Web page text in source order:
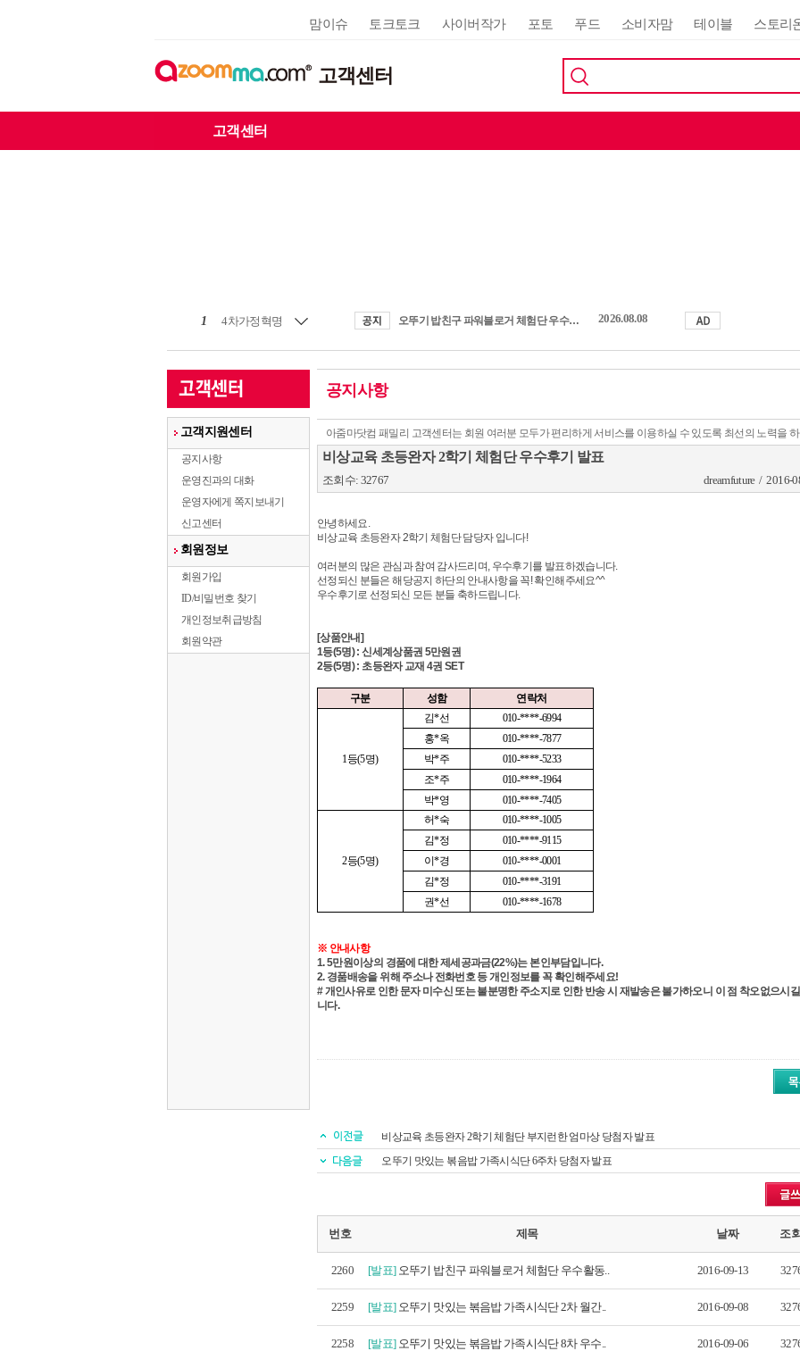
맘이슈 토크토크 사이버작가 포토 푸드 소비자맘 테이블 스토리
고객센터
고객센터
1 4차가정혁명 오뚜기 밥친구 파워블로거 체험단 우수활동자 발표 2026.08.08
고객지원센터
공지사항
운영진과의 대화
운영자에게 쪽지보내기
신고센터
회원정보
회원가입
ID/비밀번호 찾기
개인정보취급방침
회원약관
공지사항
아줌마닷컴 패밀리 고객센터는 회원 여러분 모두가 편리하게 서비스를 이용하실 수 있도록 최선의 노력을
비상교육 초등완자 2학기 체험단 우수후기 발표
조회수: 32767 dreamfuture / 2016-
안녕하세요.
비상교육 초등완자 2학기 체험단 담당자 입니다!
여러분의 많은 관심과 참여 감사드리며, 우수후기를 발표하겠습니다.
선정되신 분들은 해당공지 하단의 안내사항을 꼭! 확인해주세요^^
우수후기로 선정되신 모든 분들 축하드립니다.
[상품안내]
1등(5명) : 신세계상품권 5만원권
2등(5명): 초등완자 교재 4권 SET
구분 성함 연락처
1등(5명)
김*선
010-****-6994
홍*옥
010-****-7877
박*주
010-****-5233
조*주
010-****-1964
박*영
010-****-7405
2등(5명)
허*숙
010-****-1005
김*정
010-****-9115
이*경
010-****-0001
김*정
010-****-3191
권*선
010-****-1678
※ 안내사항
1. 5만원이상의 경품에 대한 제세공과금(22%)는 본인부담입니다.
2. 경품배송을 위해 주소나 전화번호 등 개인정보를 꼭 확인해주세요!
# 개인사유로 인한 문자 미수신 또는 불분명한 주소지로 인한 반송 시 재발송은 불가하오니 이 점 착오없으시
니다.
비상교육 초등완자 2학기 체험단 부지런한 엄마상 당첨자 발표
오뚜기 맛있는 볶음밥 가족시식단 6주차 당첨자 발표
번호 제목 날짜 조
2260 [발표] 오뚜기 밥친구 파워블로거 체험단 우수활동.. 2016-09-13
2259 [발표] 오뚜기 맛있는 볶음밥 가족시식단 2차 월간.. 2016-09-08
2258 [발표] 오뚜기 맛있는 볶음밥 가족시식단 8차 우수.. 2016-09-06